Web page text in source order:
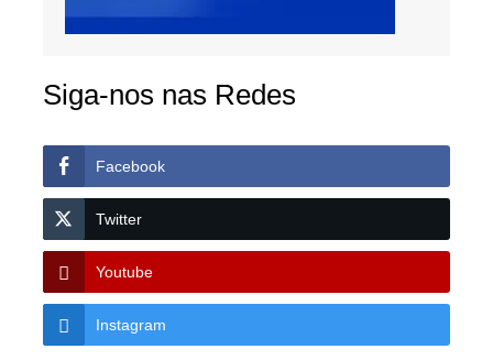
Siga-nos nas Redes
Facebook
Twitter
Youtube
Instagram